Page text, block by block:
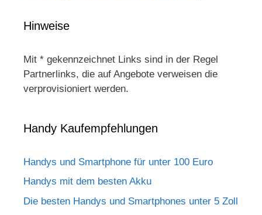
Hinweise
Mit * gekennzeichnet Links sind in der Regel
Partnerlinks, die auf Angebote verweisen die
verprovisioniert werden.
Handy Kaufempfehlungen
Handys und Smartphone für unter 100 Euro
Handys mit dem besten Akku
Die besten Handys und Smartphones unter 5 Zoll